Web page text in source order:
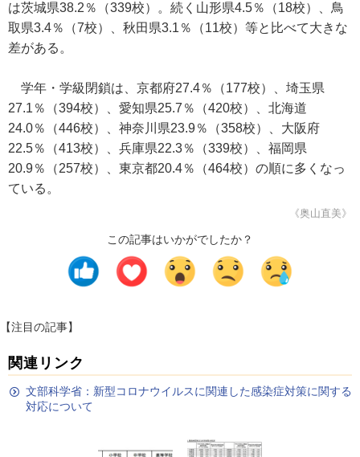
は茨城県38.2％（339校）。続く山形県4.5％（18校）、鳥
取県3.4％（7校）、秋田県3.1％（11校）等と比べて大きな
差がある。
学年・学級閉鎖は、京都府27.4％（177校）、埼玉県
27.1％（394校）、愛知県25.7％（420校）、北海道
24.0％（446校）、神奈川県23.9％（358校）、大阪府
22.5％（413校）、兵庫県22.3％（339校）、福岡県
20.9％（257校）、東京都20.4％（464校）の順に多くなっ
ている。
《奥山直美》
この記事はいかがでしたか？
【注目の記事】
関連リンク
文部科学省：新型コロナウイルスに関連した感染症対策に関する
対応について